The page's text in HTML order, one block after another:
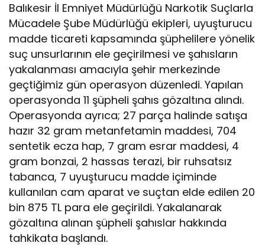
Balıkesir İl Emniyet Müdürlüğü Narkotik Suçlarla
Mücadele Şube Müdürlüğü ekipleri, uyuşturucu
madde ticareti kapsamında şüphelilere yönelik
suç unsurlarının ele geçirilmesi ve şahısların
yakalanması amacıyla şehir merkezinde
geçtiğimiz gün operasyon düzenledi. Yapılan
operasyonda 11 şüpheli şahıs gözaltına alındı.
Operasyonda ayrıca; 27 parça halinde satışa
hazır 32 gram metanfetamin maddesi, 704
sentetik ecza hap, 7 gram esrar maddesi, 4
gram bonzai, 2 hassas terazi, bir ruhsatsız
tabanca, 7 uyuşturucu madde içiminde
kullanılan cam aparat ve suçtan elde edilen 20
bin 875 TL para ele geçirildi. Yakalanarak
gözaltına alınan şüpheli şahıslar hakkında
tahkikata başlandı.